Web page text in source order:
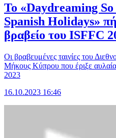
Το «Daydreaming
Spanish Holidays»
βραβείο του ISFFC
Οι βραβευμένες ταινίες του
Μήκους Κύπρου που έριξε
2023
16.10.2023 16:46